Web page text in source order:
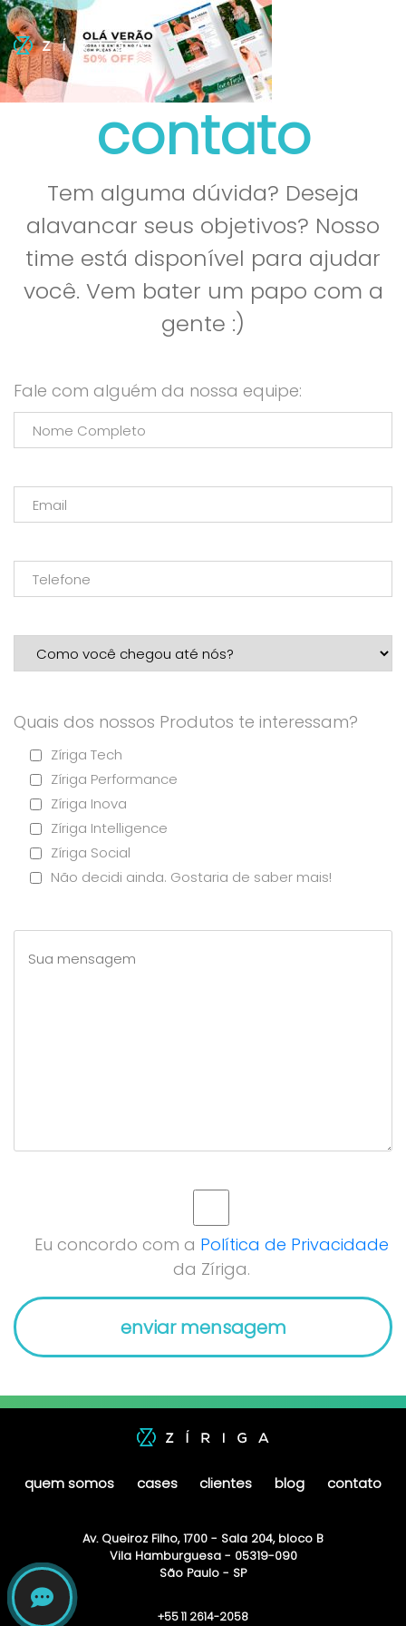
contato
Tem alguma dúvida? Deseja
alavancar seus objetivos? Nosso
time está disponível para ajudar
você. Vem bater um papo com a
gente :)
Fale com alguém da nossa equipe:
Quais dos nossos Produtos te interessam?
Zíriga Tech
Zíriga Performance
Zíriga Inova
Zíriga Intelligence
Zíriga Social
Não decidi ainda. Gostaria de saber mais!
Eu concordo com a Política de Privacidade
da Zíriga.
quem somos cases clientes blog contato
Av. Queiroz Filho, 1700 - Sala 204, bloco B
Vila Hamburguesa - 05319-090
São Paulo - SP
+55 11 2614-2058